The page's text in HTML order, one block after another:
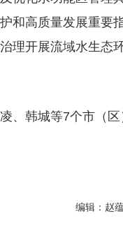
和高质量发展重要
理开展流域水生态
、韩城等7个市（区
编辑：赵